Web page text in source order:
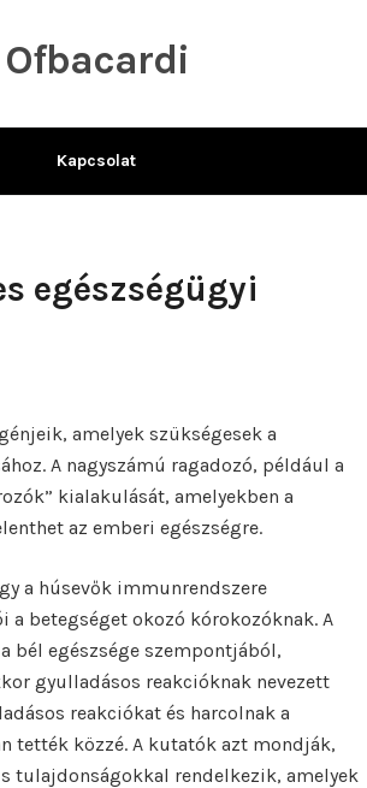
Ofbacardi
Kapcsolat
egészségügyi
amelyek szükségesek a
A nagyszámú ragadozó, például a
kialakulását, amelyekben a
az emberi egészségre.
a húsevők immunrendszere
betegséget okozó kórokozóknak. A
bél egészsége szempontjából,
gyulladásos reakcióknak nevezett
reakciókat és harcolnak a
tették közzé. A kutatók azt mondják,
tulajdonságokkal rendelkezik, amelyek